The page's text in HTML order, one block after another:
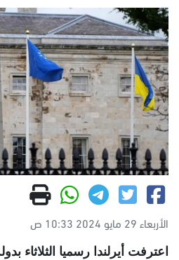
الأربعاء 29 مايو 2024 10:33 ص
اعترفت أيرلندا رسميا الثلاثاء